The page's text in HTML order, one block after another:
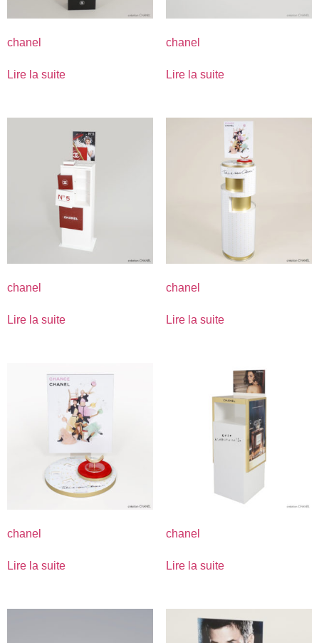
chanel
Lire la suite
chanel
Lire la suite
chanel
Lire la suite
chanel
Lire la suite
chanel
Lire la suite
chanel
Lire la suite